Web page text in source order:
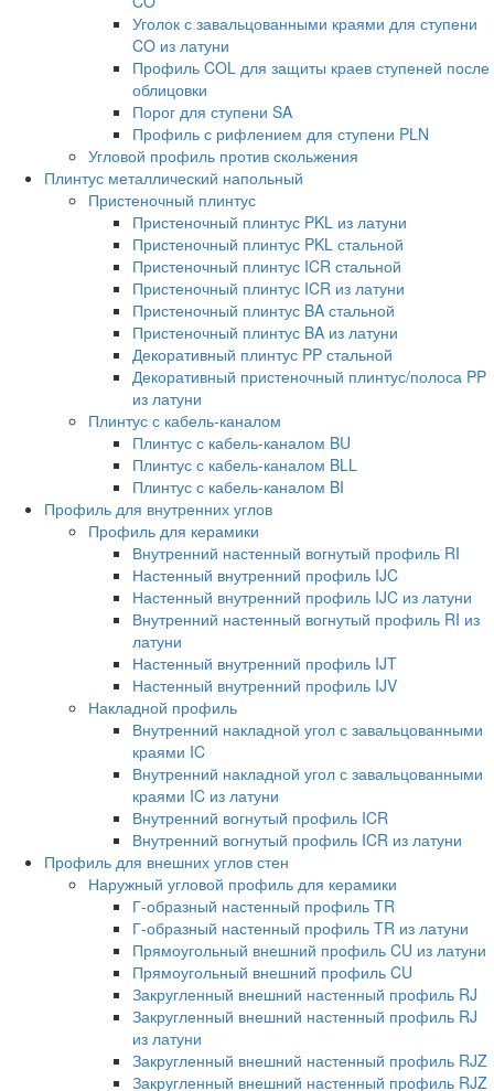
Уголок с завальцованными краями для ступени
CO из латуни
Профиль COL для защиты краев ступеней после
облицовки
Порог для ступени SA
Профиль с рифлением для ступени PLN
Угловой профиль против скольжения
Плинтус металлический напольный
Пристеночный плинтус
Пристеночный плинтус PKL из латуни
Пристеночный плинтус PKL стальной
Пристеночный плинтус ICR стальной
Пристеночный плинтус ICR из латуни
Пристеночный плинтус BA стальной
Пристеночный плинтус BA из латуни
Декоративный плинтус PP стальной
Декоративный пристеночный плинтус/полоса PP
из латуни
Плинтус с кабель-каналом
Плинтус с кабель-каналом BU
Плинтус с кабель-каналом BLL
Плинтус с кабель-каналом BI
Профиль для внутренних углов
Профиль для керамики
Внутренний настенный вогнутый профиль RI
Настенный внутренний профиль IJC
Настенный внутренний профиль IJC из латуни
Внутренний настенный вогнутый профиль RI из
латуни
Настенный внутренний профиль IJT
Настенный внутренний профиль IJV
Накладной профиль
Внутренний накладной угол с завальцованными
краями IC
Внутренний накладной угол с завальцованными
краями IC из латуни
Внутренний вогнутый профиль ICR
Внутренний вогнутый профиль ICR из латуни
Профиль для внешних углов стен
Наружный угловой профиль для керамики
Г-образный настенный профиль TR
Г-образный настенный профиль TR из латуни
Прямоугольный внешний профиль CU из латуни
Прямоугольный внешний профиль CU
Закругленный внешний настенный профиль RJ
Закругленный внешний настенный профиль RJ
из латуни
Закругленный внешний настенный профиль RJZ
Закругленный внешний настенный профиль RJZ